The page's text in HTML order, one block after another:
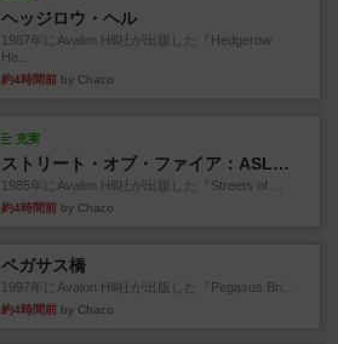
ヘッジロウ・ヘル
1987年にAvalon Hill社が出版した『Hedgerow
He...
約4時間前 by Chaco
充実
ストリート・オブ・ファイア：ASLデラックスモジュール1
1985年にAvalon Hill社が出版した『Streets of ...
約4時間前 by Chaco
ペガサス橋
1997年にAvalon Hill社が出版した『Pegasus Bri...
約4時間前 by Chaco